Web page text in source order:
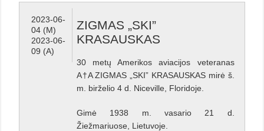
2023-06-
04 (M)
2023-06-
09 (A)
ZIGMAS „SKI”
KRASAUSKAS
30 metų Amerikos aviacijos veteranas
A†A ZIGMAS „SKI” KRASAUSKAS mirė š.
m. birželio 4 d. Niceville, Floridoje.
Gimė 1938 m. vasario 21 d.
Žiežmariuose, Lietuvoje.